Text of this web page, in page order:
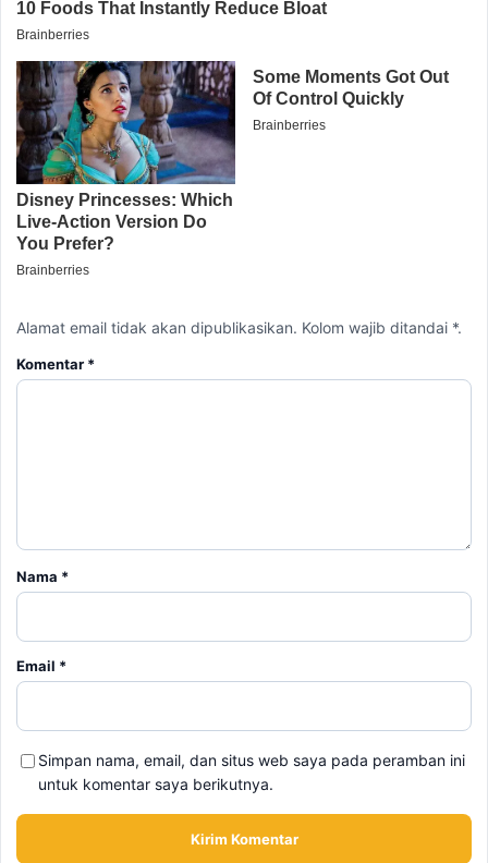
Alamat email tidak akan dipublikasikan. Kolom wajib ditandai *.
Komentar *
Nama *
Email *
Simpan nama, email, dan situs web saya pada peramban ini
untuk komentar saya berikutnya.